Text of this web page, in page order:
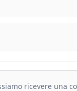
ricevere una